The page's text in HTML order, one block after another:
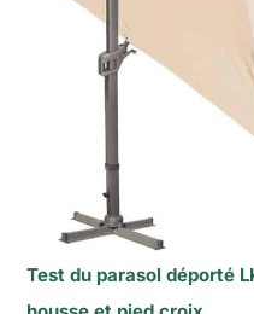
Test du parasol déporté